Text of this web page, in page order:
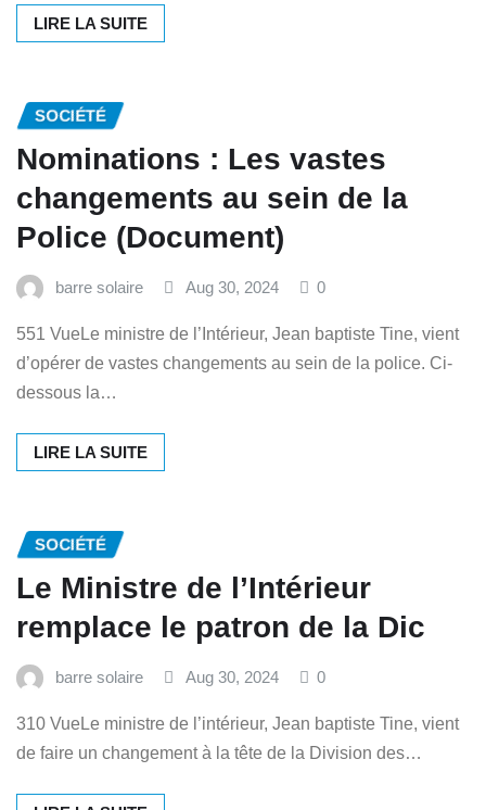
LIRE LA SUITE
SOCIÉTÉ
Nominations : Les vastes
changements au sein de la
Police (Document)
barre solaire Aug 30, 2024 0
551 VueLe ministre de l’Intérieur, Jean baptiste Tine, vient
d’opérer de vastes changements au sein de la police. Ci-
dessous la…
LIRE LA SUITE
SOCIÉTÉ
Le Ministre de l’Intérieur
remplace le patron de la Dic
barre solaire Aug 30, 2024 0
310 VueLe ministre de l’intérieur, Jean baptiste Tine, vient
de faire un changement à la tête de la Division des…